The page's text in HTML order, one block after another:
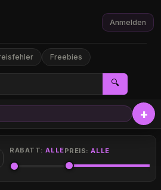
Freebies
🔍
Anmelden
RABATT:ALLEPREIS:ALLE